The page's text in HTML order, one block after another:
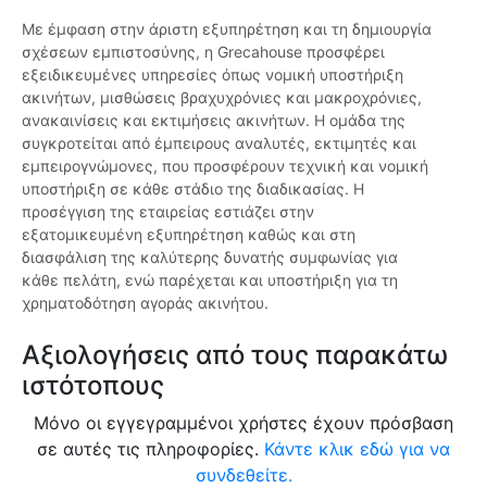
Με έμφαση στην άριστη εξυπηρέτηση και τη δημιουργία
σχέσεων εμπιστοσύνης, η Grecahouse προσφέρει
εξειδικευμένες υπηρεσίες όπως νομική υποστήριξη
ακινήτων, μισθώσεις βραχυχρόνιες και μακροχρόνιες,
ανακαινίσεις και εκτιμήσεις ακινήτων. Η ομάδα της
συγκροτείται από έμπειρους αναλυτές, εκτιμητές και
εμπειρογνώμονες, που προσφέρουν τεχνική και νομική
υποστήριξη σε κάθε στάδιο της διαδικασίας. Η
προσέγγιση της εταιρείας εστιάζει στην
εξατομικευμένη εξυπηρέτηση καθώς και στη
διασφάλιση της καλύτερης δυνατής συμφωνίας για
κάθε πελάτη, ενώ παρέχεται και υποστήριξη για τη
χρηματοδότηση αγοράς ακινήτου.
Αξιολογήσεις από τους παρακάτω
ιστότοπους
Μόνο οι εγγεγραμμένοι χρήστες έχουν πρόσβαση
σε αυτές τις πληροφορίες. Κάντε κλικ εδώ για να
συνδεθείτε.